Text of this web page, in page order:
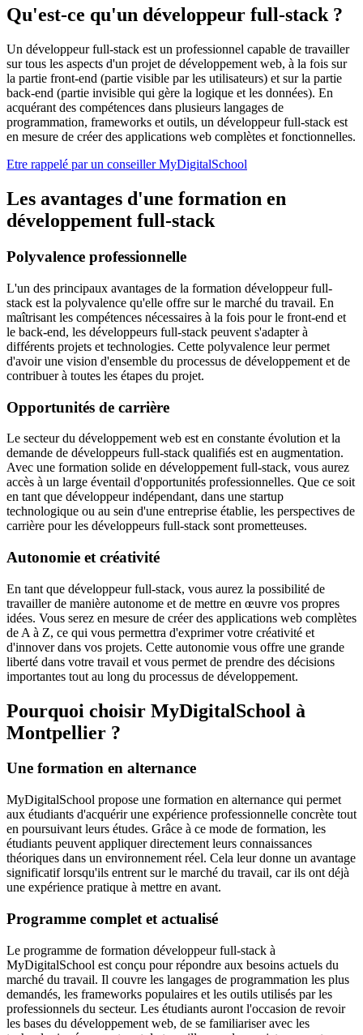
Qu'est-ce qu'un développeur full-stack ?
Un développeur full-stack est un professionnel capable de travailler
sur tous les aspects d'un projet de développement web, à la fois sur
la partie front-end (partie visible par les utilisateurs) et sur la partie
back-end (partie invisible qui gère la logique et les données). En
acquérant des compétences dans plusieurs langages de
programmation, frameworks et outils, un développeur full-stack est
en mesure de créer des applications web complètes et fonctionnelles.
Etre rappelé par un conseiller MyDigitalSchool
Les avantages d'une formation en
développement full-stack
Polyvalence professionnelle
L'un des principaux avantages de la formation développeur full-
stack est la polyvalence qu'elle offre sur le marché du travail. En
maîtrisant les compétences nécessaires à la fois pour le front-end et
le back-end, les développeurs full-stack peuvent s'adapter à
différents projets et technologies. Cette polyvalence leur permet
d'avoir une vision d'ensemble du processus de développement et de
contribuer à toutes les étapes du projet.
Opportunités de carrière
Le secteur du développement web est en constante évolution et la
demande de développeurs full-stack qualifiés est en augmentation.
Avec une formation solide en développement full-stack, vous aurez
accès à un large éventail d'opportunités professionnelles. Que ce soit
en tant que développeur indépendant, dans une startup
technologique ou au sein d'une entreprise établie, les perspectives de
carrière pour les développeurs full-stack sont prometteuses.
Autonomie et créativité
En tant que développeur full-stack, vous aurez la possibilité de
travailler de manière autonome et de mettre en œuvre vos propres
idées. Vous serez en mesure de créer des applications web complètes
de A à Z, ce qui vous permettra d'exprimer votre créativité et
d'innover dans vos projets. Cette autonomie vous offre une grande
liberté dans votre travail et vous permet de prendre des décisions
importantes tout au long du processus de développement.
Pourquoi choisir MyDigitalSchool à
Montpellier ?
Une formation en alternance
MyDigitalSchool propose une formation en alternance qui permet
aux étudiants d'acquérir une expérience professionnelle concrète tout
en poursuivant leurs études. Grâce à ce mode de formation, les
étudiants peuvent appliquer directement leurs connaissances
théoriques dans un environnement réel. Cela leur donne un avantage
significatif lorsqu'ils entrent sur le marché du travail, car ils ont déjà
une expérience pratique à mettre en avant.
Programme complet et actualisé
Le programme de formation développeur full-stack à
MyDigitalSchool est conçu pour répondre aux besoins actuels du
marché du travail. Il couvre les langages de programmation les plus
demandés, les frameworks populaires et les outils utilisés par les
professionnels du secteur. Les étudiants auront l'occasion de revoir
les bases du développement web, de se familiariser avec les